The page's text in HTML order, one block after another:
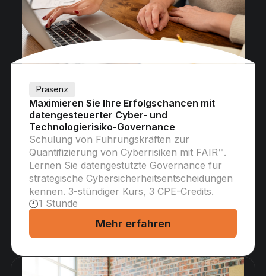
Präsenz
Maximieren Sie Ihre Erfolgschancen mit
datengesteuerter Cyber- und
Technologierisiko-Governance
Schulung von Führungskräften zur
Quantifizierung von Cyberrisiken mit FAIR™.
Lernen Sie datengestützte Governance für
strategische Cybersicherheitsentscheidungen
kennen. 3-stündiger Kurs, 3 CPE-Credits.
1 Stunde
Mehr erfahren